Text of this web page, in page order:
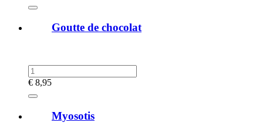
Goutte de chocolat
€ 8,95
Myosotis